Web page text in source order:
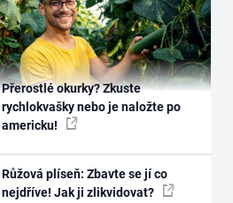
Přerostlé okurky? Zkuste
rychlokvašky nebo je naložte po
americku!
Růžová plíseň: Zbavte se jí co
nejdříve! Jak ji zlikvidovat?